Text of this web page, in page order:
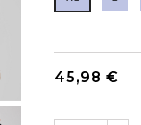
45,98 €